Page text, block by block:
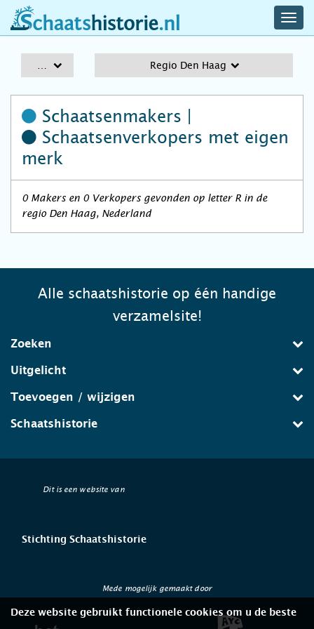
schaatshistorie.nl
Regio Den Haag
Schaatsenmakers |
Schaatsenverkopers met eigen
merk
0 Makers en 0 Verkopers gevonden op letter R in de
regio Den Haag, Nederland
Alle schaatshistorie op één handige
verzamelsite!
Zoeken
Uitgelicht
Toevoegen / wijzigen
Schaatshistorie
Dit is een website van
Stichting Schaatshistorie
Mede mogelijk gemaakt door
Deze website gebruikt functionele cookies om u de beste